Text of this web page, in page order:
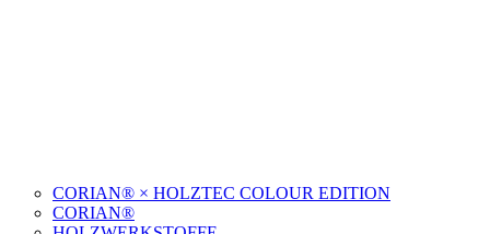
CORIAN® × HOLZTEC COLOUR EDITION
CORIAN®